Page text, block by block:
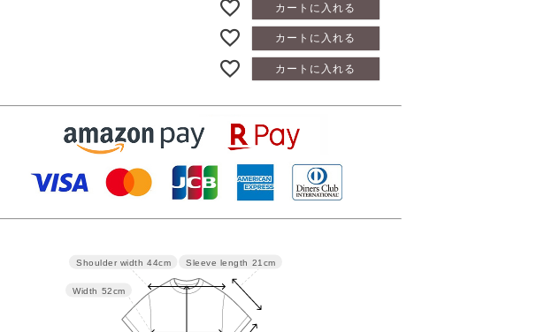
カートに入れる
カートに入れる
カートに入れる
Sleeve length 21cm
Width 52cm
Shoulder width 44cm